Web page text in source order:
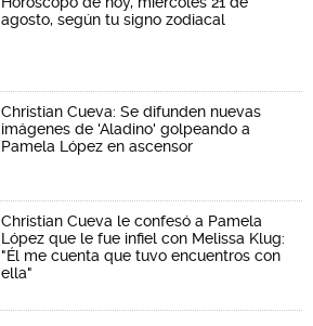
agosto, según tu signo zodiacal
Christian Cueva: Se difunden nuevas
imágenes de 'Aladino' golpeando a
Pamela López en ascensor
Christian Cueva le confesó a Pamela
López que le fue infiel con Melissa Klug:
"Él me cuenta que tuvo encuentros con
ella"